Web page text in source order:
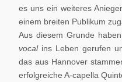
es uns ein weiteres
einem breiten Publikum
Aus diesem Grunde
vocal ins Leben gerufen
das aus Hannover
erfolgreiche A-capella